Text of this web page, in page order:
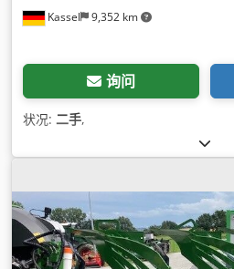
Kassel 9,352 km
询问
状况: 二手,